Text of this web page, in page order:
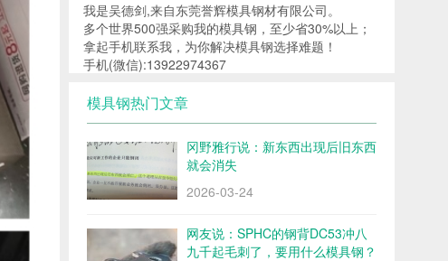
我是吴德剑,来自东莞誉辉模具钢材有限公司。
多个世界500强采购我的模具钢，至少省30%以上；
拿起手机联系我，为你解决模具钢选择难题！
手机(微信):13922974367
模具钢热门文章
冈野雅行说：新东西出现后旧东西
就会消失
2026-03-24
网友说：SPHC的钢背DC53冲八
九千起毛刺了，要用什么模具钢？